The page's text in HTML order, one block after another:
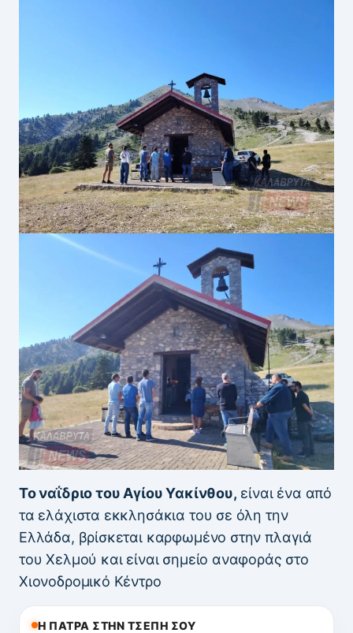
Το ναΐδριο του Αγίου Υακίνθου, είναι ένα από
τα ελάχιστα εκκλησάκια του σε όλη την
Ελλάδα, βρίσκεται καρφωμένο στην πλαγιά
του Χελμού και είναι σημείο αναφοράς στο
Χιονοδρομικό Κέντρο
Η ΠΑΤΡΑ ΣΤΗΝ ΤΣΕΠΗ ΣΟΥ